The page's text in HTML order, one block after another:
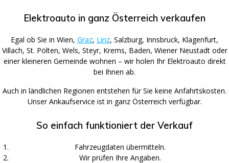
Elektroauto in ganz Österreich verkaufen
Egal ob Sie in Wien, Graz, Linz, Salzburg, Innsbruck, Klagenfurt,
Villach, St. Pölten, Wels, Steyr, Krems, Baden, Wiener Neustadt oder
einer kleineren Gemeinde wohnen – wir holen Ihr Elektroauto direkt
bei Ihnen ab.
Auch in ländlichen Regionen entstehen für Sie keine Anfahrtskosten.
Unser Ankaufservice ist in ganz Österreich verfügbar.
So einfach funktioniert der Verkauf
Fahrzeugdaten übermitteln.
Wir prüfen Ihre Angaben.